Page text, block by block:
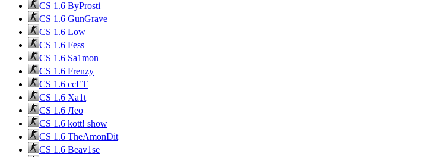
CS 1.6 ByProsti
CS 1.6 GunGrave
CS 1.6 Low
CS 1.6 Fess
CS 1.6 Sa1mon
CS 1.6 Frenzy
CS 1.6 ccET
CS 1.6 Xa1t
CS 1.6 Лео
CS 1.6 kott! show
CS 1.6 TheAmonDit
CS 1.6 Beav1se